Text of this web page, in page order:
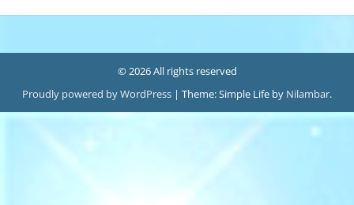
© 2026 All rights reserved
Proudly powered by WordPress | Theme: Simple Life by Nilambar.